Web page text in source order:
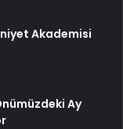
Akademisi
Ay